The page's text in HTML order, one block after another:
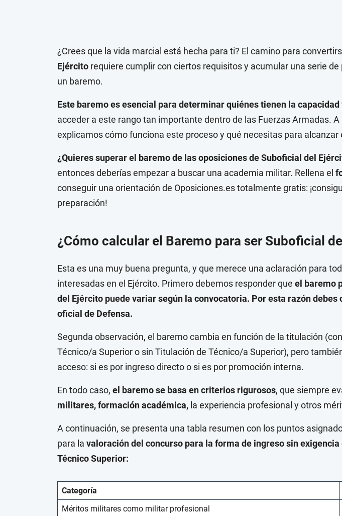
¿Crees que la vida marcial está hecha para ti? El camino para
Ejército requiere cumplir con ciertos requisitos y acumular una serie
un baremo.
Este baremo es esencial para determinar quiénes tienen la
acceder a este rango tan importante dentro de las Fuerzas Armadas.
explicamos cómo funciona este proceso y qué necesitas para alcanzar
¿Quieres superar el baremo de las oposiciones de Suboficial del
entonces deberías empezar a buscar una academia militar. Rellena el
conseguir una orientación de Oposiciones.es totalmente gratis:
preparación!
¿Cómo calcular el Baremo para ser Suboficial
Esta es una muy buena pregunta, y que merece una aclaración para
interesadas en el Ejército. Primero debemos responder que el baremo
del Ejército puede variar según la convocatoria. Por esta razón debes
oficial de Defensa.
Segunda observación, el baremo cambia en función de la titulación
Técnico/a Superior o sin Titulación de Técnico/a Superior), pero
acceso: si es por ingreso directo o si es por promoción interna.
En todo caso, el baremo se basa en criterios rigurosos, que siempre
militares, formación académica, la experiencia profesional y otros
A continuación, se presenta una tabla resumen con los puntos
para la valoración del concurso para la forma de ingreso sin
Técnico Superior:
Categoría
Méritos militares como militar profesional